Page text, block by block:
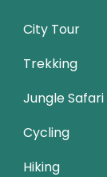
City Tour
Trekking
Jungle Safari
Cycling
Hiking